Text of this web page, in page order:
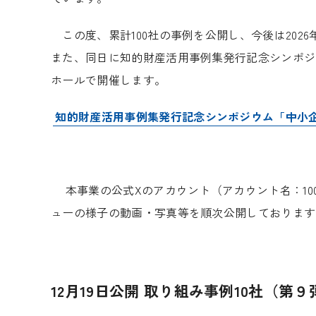
この度、累計100社の事例を公開し、今後は
また、同日に知的財産活用事例集発行記念シンポ
ホールで開催します。
知的財産活用事例集発行記念シンポジウム「中
本事業の公式Xのアカウント（アカウント名：
ューの様子の動画・写真等を順次公開しておりま
12月19日公開 取り組み事例10社（第９